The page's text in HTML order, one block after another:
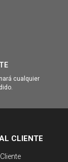
cualquier
CLIENTE